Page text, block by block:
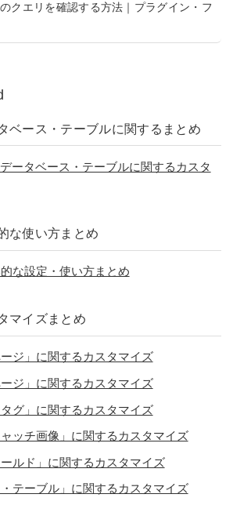
クエリを確認する方法｜プラグイン・フ
ベース・テーブルに関するまとめ
データベース・テーブルに関するカスタ
な使い方まとめ
な設定・使い方まとめ
マイズまとめ
ージ」に関するカスタマイズ
ージ」に関するカスタマイズ
タグ」に関するカスタマイズ
ャッチ画像」に関するカスタマイズ
ールド」に関するカスタマイズ
・テーブル」に関するカスタマイズ